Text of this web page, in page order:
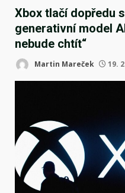
Xbox tlačí dopředu
generativní model
nebude chtít“
Martin Mareček 19.